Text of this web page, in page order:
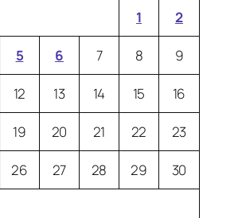
1 2
5 6 7 8 9
12 13 14 15 16
19 20 21 22 23
26 27 28 29 30